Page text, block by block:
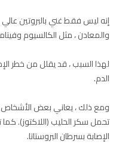
إنه ليس فقط غني بالبروتين عالي
والمعادن ، مثل الكالسيوم وفيتامين ب 12
لهذا السبب ، قد يقلل من خطر
الدم.
ومع ذلك ، يعاني بعض الأشخاص
تحمل سكر الحليب (اللاكتوز).
الإصابة بسرطان البروستاتا.